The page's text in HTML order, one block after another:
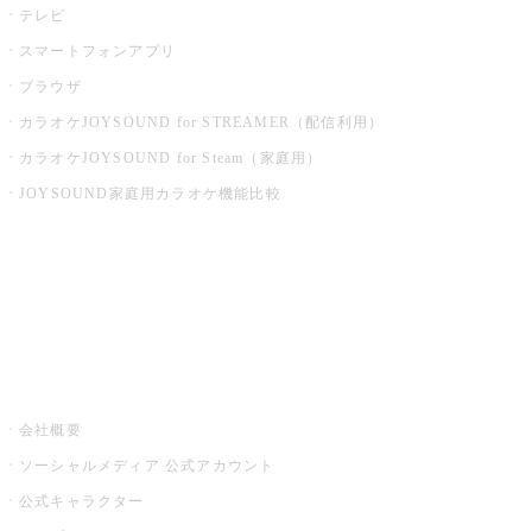
テレビ
スマートフォンアプリ
ブラウザ
カラオケJOYSOUND for STREAMER（配信利用）
カラオケJOYSOUND for Steam（家庭用）
JOYSOUND家庭用カラオケ機能比較
会社概要
ソーシャルメディア 公式アカウント
公式キャラクター